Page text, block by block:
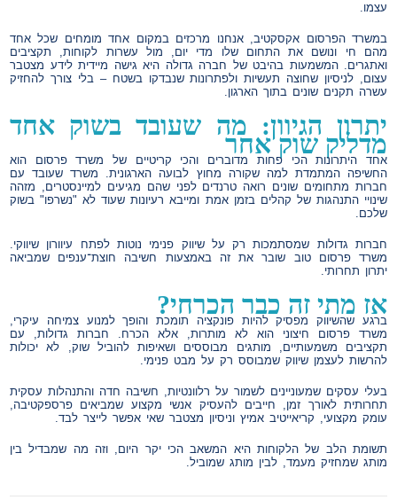
עצמו.
במשרד הפרסום אקסקטיב, אנחנו מרכזים במקום אחד מומחים שכל אחד
מהם חי ונושם את התחום שלו מדי יום, מול עשרות לקוחות, תקציבים
ואתגרים. המשמעות בהיבט של חברה גדולה היא גישה מיידית לידע מצטבר
עצום, לניסיון שחוצה תעשיות ולפתרונות שנבדקו בשטח – בלי צורך להחזיק
עשרה תקנים שונים בתוך הארגון.
יתרון הגיוון: מה שעובד בשוק אחד
מדליק שוק אחר
אחד היתרונות הכי פחות מדוברים והכי קריטיים של משרד פרסום הוא
החשיפה המתמדת למה שקורה מחוץ לבועה הארגונית. משרד שעובד עם
חברות מתחומים שונים רואה טרנדים לפני שהם מגיעים למיינסטרים, מזהה
שינויי התנהגות של קהלים בזמן אמת ומייבא רעיונות שעוד לא "נשרפו" בשוק
שלכם.
חברות גדולות שמסתמכות רק על שיווק פנימי נוטות לפתח עיוורון שיווקי.
משרד פרסום טוב שובר את זה באמצעות חשיבה חוצת־ענפים שמביאה
יתרון תחרותי.
אז מתי זה כבר הכרחי?
ברגע שהשיווק מפסיק להיות פונקציה תומכת והופך למנוע צמיחה עיקרי,
משרד פרסום חיצוני הוא לא מותרות, אלא הכרח. חברות גדולות, עם
תקציבים משמעותיים, מותגים מבוססים ושאיפות להוביל שוק, לא יכולות
להרשות לעצמן שיווק שמבוסס רק על מבט פנימי.
בעלי עסקים שמעוניינים לשמור על רלוונטיות, חשיבה חדה והתנהלות עסקית
תחרותית לאורך זמן, חייבים להעסיק אנשי מקצוע שמביאים פרספקטיבה,
עומק מקצועי, קריאייטיב אמיץ וניסיון מצטבר שאי אפשר לייצר לבד.
תשומת הלב של הלקוחות היא המשאב הכי יקר היום, וזה מה שמבדיל בין
מותג שמחזיק מעמד, לבין מותג שמוביל.